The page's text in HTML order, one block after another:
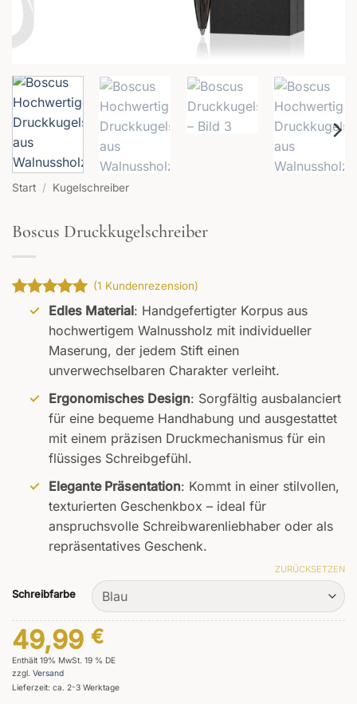
Start / Kugelschreiber
Boscus Druckkugelschreiber
Bewertet
von
5, basierend
Kundenbewertung
(1 Kundenrezension)
Edles Material: Handgefertigter Korpus aus
hochwertigem Walnussholz mit individueller
Maserung, der jedem Stift einen
unverwechselbaren Charakter verleiht.
Ergonomisches Design: Sorgfältig ausbalanciert
für eine bequeme Handhabung und ausgestattet
mit einem präzisen Druckmechanismus für ein
flüssiges Schreibgefühl.
Elegante Präsentation: Kommt in einer stilvollen,
texturierten Geschenkbox – ideal für
anspruchsvolle Schreibwarenliebhaber oder als
repräsentatives Geschenk.
Schreibfarbe
ZURÜCKSETZEN
49,99 €
Enthält 19% MwSt. 19 % DE
zzgl. Versand
Lieferzeit: ca. 2-3 Werktage